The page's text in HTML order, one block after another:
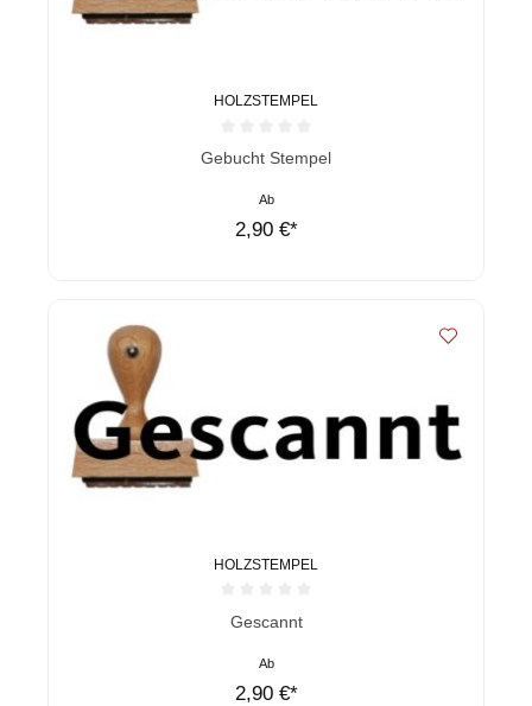
HOLZSTEMPEL
Durchschnittliche Bewertung von 0 von 5 Sternen
Gebucht Stempel
Ab
2,90 €*
HOLZSTEMPEL
Durchschnittliche Bewertung von 0 von 5 Sternen
Gescannt
Ab
2,90 €*